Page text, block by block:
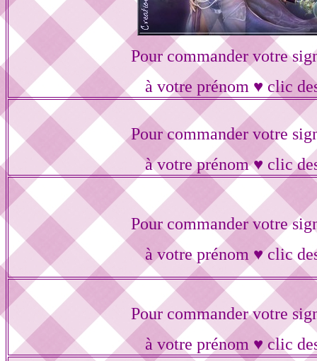
Pour commander votre
à votre prénom ♥ clic
Pour commander votre
à votre prénom ♥ clic
Pour commander votre
à votre prénom ♥ clic
Pour commander votre
à votre prénom ♥ clic